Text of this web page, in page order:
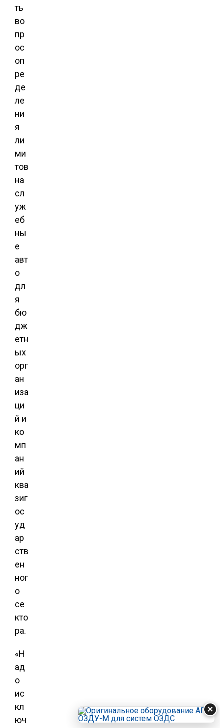
ть
во
пр
ос
оп
ре
де
ле
ни
я
ли
ми
тов
на
сл
уж
еб
ны
е
авт
о
дл
я
бю
дж
етн
ых
орг
ан
иза
ци
й и
ко
мп
ан
ий
ква
зиг
ос
уд
ар
ств
ен
ног
о
се
кто
ра.
«Н
ад
о
ис
кл
юч
×